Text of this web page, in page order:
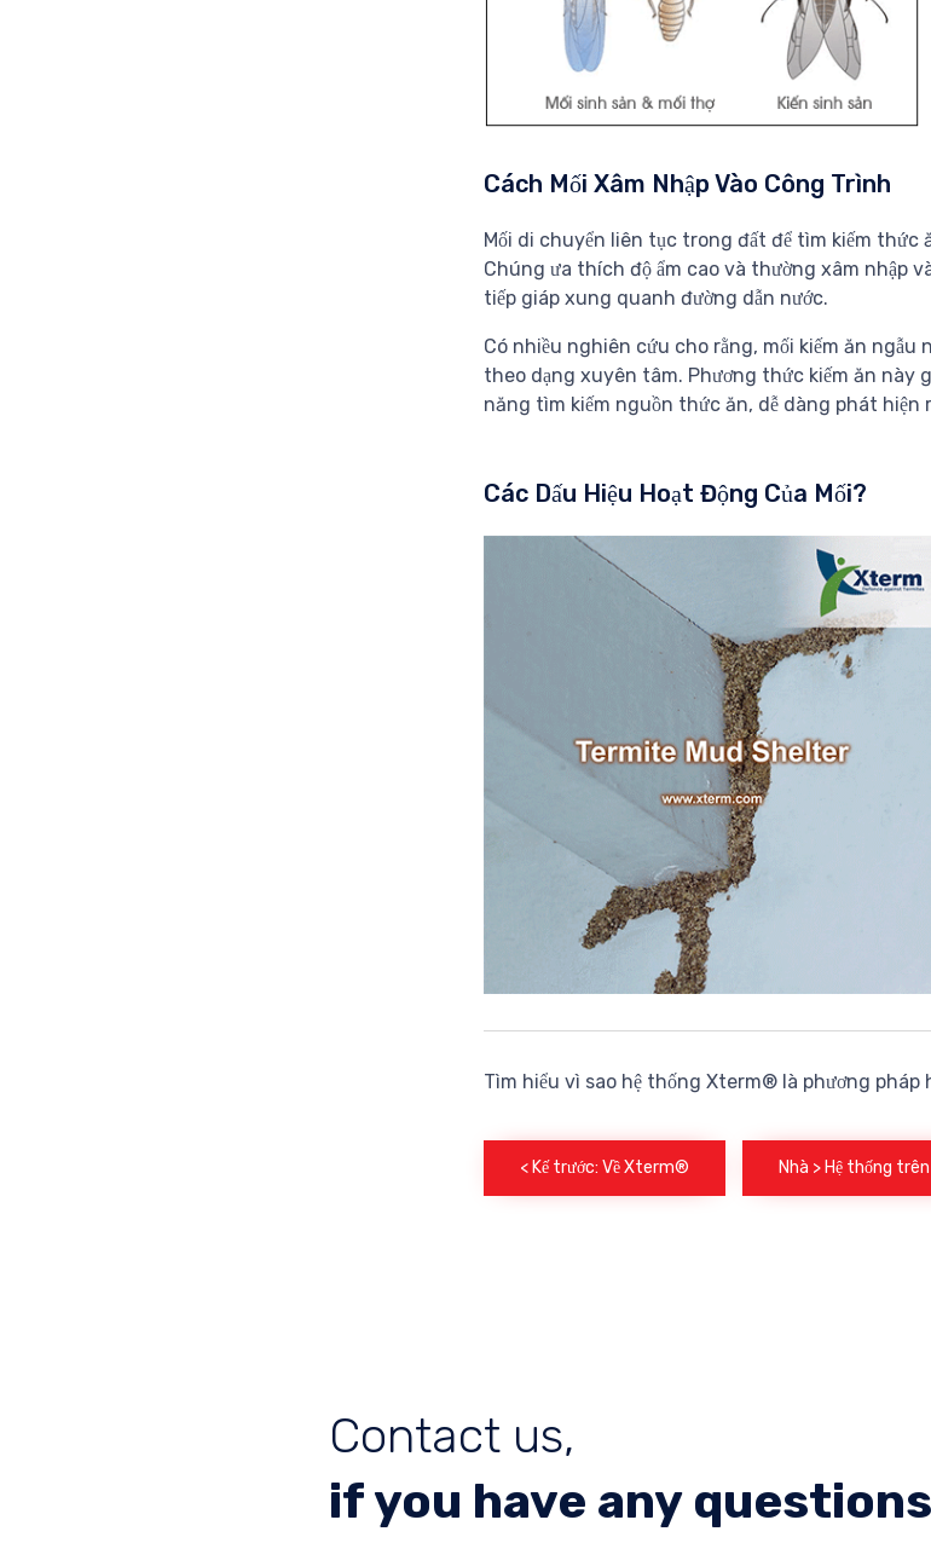
Cách Mối Xâm Nhập Vào Công Trình
Mối di chuyển liên tục trong đất để tìm kiếm
Chúng ưa thích độ ẩm cao và thường xâm nhập
tiếp giáp xung quanh đường dẫn nước.
Có nhiều nghiên cứu cho rằng, mối kiếm ăn
theo dạng xuyên tâm. Phương thức kiếm ăn này
năng tìm kiếm nguồn thức ăn, dễ dàng phát
Các Dấu Hiệu Hoạt Động Của Mối?
Tìm hiểu vì sao hệ thống Xterm® là phương pháp
< Kế trước: Về Xterm® Nhà > Hệ thống
Contact us,
if you have any